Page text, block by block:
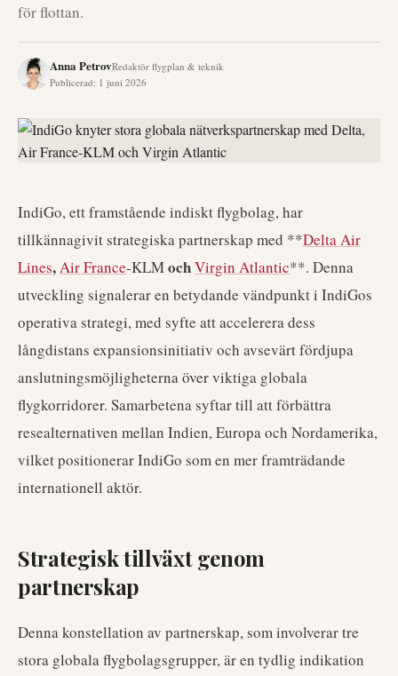
för flottan.
Anna PetrovRedaktör flygplan & teknik
Publicerad: 1 juni 2026
IndiGo, ett framstående indiskt flygbolag, har
tillkännagivit strategiska partnerskap med **Delta Air
Lines,Air France-KLMochVirgin Atlantic**. Denna
utveckling signalerar en betydande vändpunkt i IndiGos
operativa strategi, med syfte att accelerera dess
långdistans expansionsinitiativ och avsevärt fördjupa
anslutningsmöjligheterna över viktiga globala
flygkorridorer. Samarbetena syftar till att förbättra
resealternativen mellan Indien, Europa och Nordamerika,
vilket positionerar IndiGo som en mer framträdande
internationell aktör.
Strategisk tillväxt genom
partnerskap
Denna konstellation av partnerskap, som involverar tre
stora globala flygbolagsgrupper, är en tydlig indikation